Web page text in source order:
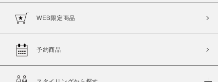
価格
WEB限定商品
予約商品